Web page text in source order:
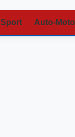
Sport Auto-Moto